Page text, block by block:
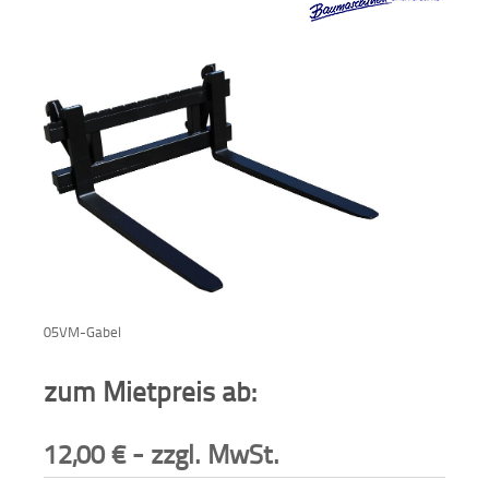
Radlader
Fahrzeuge
Stromerzeuger
Vibrationstechnik
Kommunaltechnik
Anbaugeräte
Sonderaktionen
05VM-Gabel
zum Mietpreis ab:
12,00€- zzgl. MwSt.